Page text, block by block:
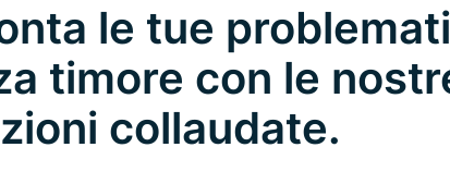
le tue
timore con le
collaudate.